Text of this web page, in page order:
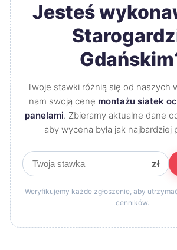
Jesteś
Twoje stawki różnią się od naszych
nam swoją cenę montażu siatek
panelami. Zbieramy aktualne dane
aby wycena była jak najbardziej
zł
Weryfikujemy każde zgłoszenie, aby
cenników.